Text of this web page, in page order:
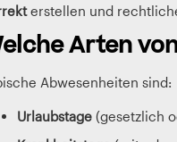
erstellen und
Arten
Abwesenheiten sind:
Urlaubstage(gesetzlich